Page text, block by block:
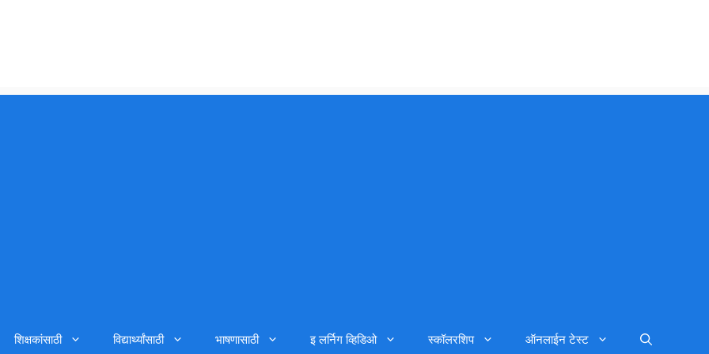
शिक्षकांसाठी विद्यार्थ्यांसाठी भाषणासाठी इ लर्निग व्हिडिओ स्कॉलरशिप ऑनलाईन टेस्ट